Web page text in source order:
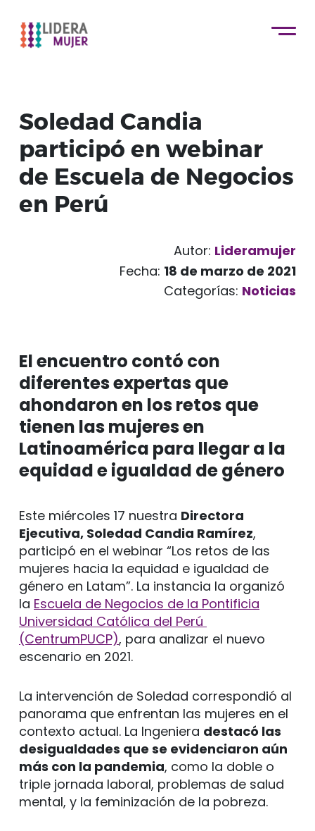
Soledad Candia
participó en webinar
de Escuela de Negocios
en Perú
Autor: Lideramujer
Fecha: 18 de marzo de 2021
Categorías: Noticias
El encuentro contó con
diferentes expertas que
ahondaron en los retos que
tienen las mujeres en
Latinoamérica para llegar a la
equidad e igualdad de género
Este miércoles 17 nuestra Directora
Ejecutiva, Soledad Candia Ramírez,
participó en el webinar “Los retos de las
mujeres hacia la equidad e igualdad de
género en Latam”. La instancia la organizó
la Escuela de Negocios de la Pontificia
Universidad Católica del Perú
(CentrumPUCP), para analizar el nuevo
escenario en 2021.
La intervención de Soledad correspondió al
panorama que enfrentan las mujeres en el
contexto actual. La Ingeniera destacó las
desigualdades que se evidenciaron aún
más con la pandemia, como la doble o
triple jornada laboral, problemas de salud
mental, y la feminización de la pobreza.